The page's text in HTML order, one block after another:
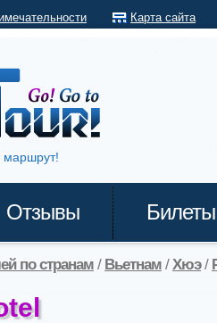
Карта сайта
маршрут!
Отзывы Билеты
по странам / Вьетнам /Хюэ/